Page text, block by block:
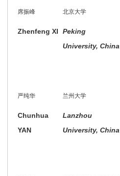
席振峰
Zhenfeng XI
北京大学
Peking
University, China
严纯华
Chunhua
YAN
兰州大学
Lanzhou
University, China